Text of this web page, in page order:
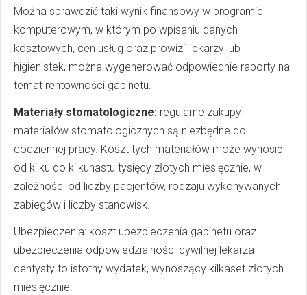
Można sprawdzić taki wynik finansowy w programie
komputerowym, w którym po wpisaniu danych
kosztowych, cen usług oraz prowizji lekarzy lub
higienistek, można wygenerować odpowiednie raporty na
temat rentowności gabinetu.
Materiały stomatologiczne: regularne zakupy
materiałów stomatologicznych są niezbędne do
codziennej pracy. Koszt tych materiałów może wynosić
od kilku do kilkunastu tysięcy złotych miesięcznie, w
zależności od liczby pacjentów, rodzaju wykonywanych
zabiegów i liczby stanowisk.
Ubezpieczenia: koszt ubezpieczenia gabinetu oraz
ubezpieczenia odpowiedzialności cywilnej lekarza
dentysty to istotny wydatek, wynoszący kilkaset złotych
miesięcznie.